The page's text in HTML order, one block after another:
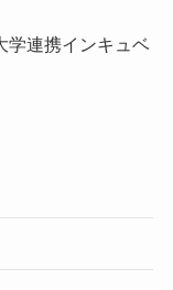
連携インキュベ